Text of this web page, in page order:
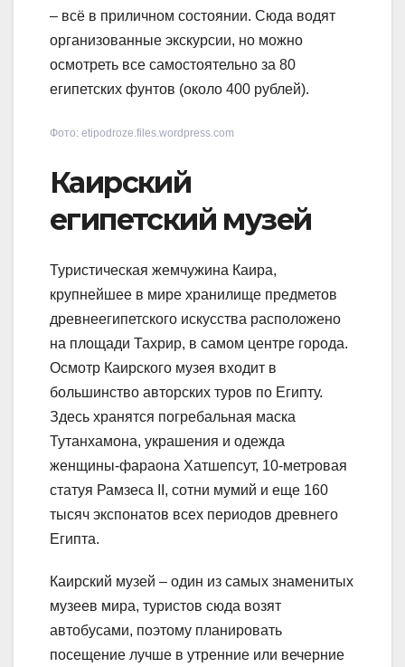
– всё в приличном состоянии. Сюда водят
организованные экскурсии, но можно
осмотреть все самостоятельно за 80
египетских фунтов (около 400 рублей).
Фото: etipodroze.files.wordpress.com
Каирский
египетский музей
Туристическая жемчужина Каира,
крупнейшее в мире хранилище предметов
древнеегипетского искусства расположено
на площади Тахрир, в самом центре города.
Осмотр Каирского музея входит в
большинство авторских туров по Египту.
Здесь хранятся погребальная маска
Тутанхамона, украшения и одежда
женщины-фараона Хатшепсут, 10-метровая
статуя Рамзеса II, сотни мумий и еще 160
тысяч экспонатов всех периодов древнего
Египта.
Каирский музей – один из самых знаменитых
музеев мира, туристов сюда возят
автобусами, поэтому планировать
посещение лучше в утренние или вечерние